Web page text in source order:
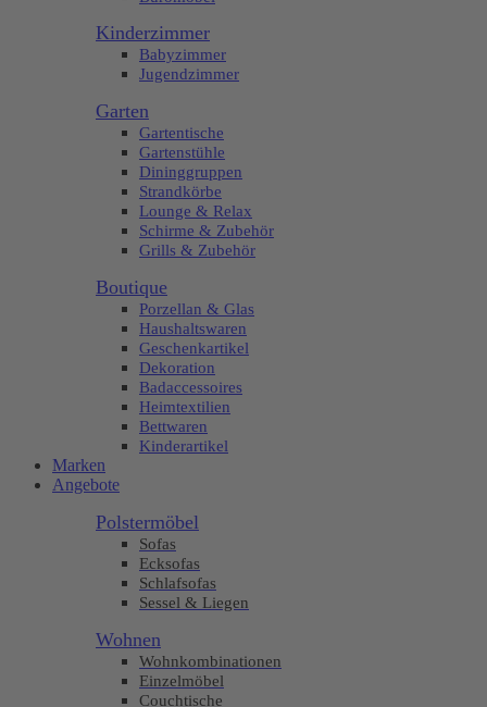
Kinderzimmer
Babyzimmer
Jugendzimmer
Garten
Gartentische
Gartenstühle
Dininggruppen
Strandkörbe
Lounge & Relax
Schirme & Zubehör
Grills & Zubehör
Boutique
Porzellan & Glas
Haushaltswaren
Geschenkartikel
Dekoration
Badaccessoires
Heimtextilien
Bettwaren
Kinderartikel
Marken
Angebote
Polstermöbel
Sofas
Ecksofas
Schlafsofas
Sessel & Liegen
Wohnen
Wohnkombinationen
Einzelmöbel
Couchtische